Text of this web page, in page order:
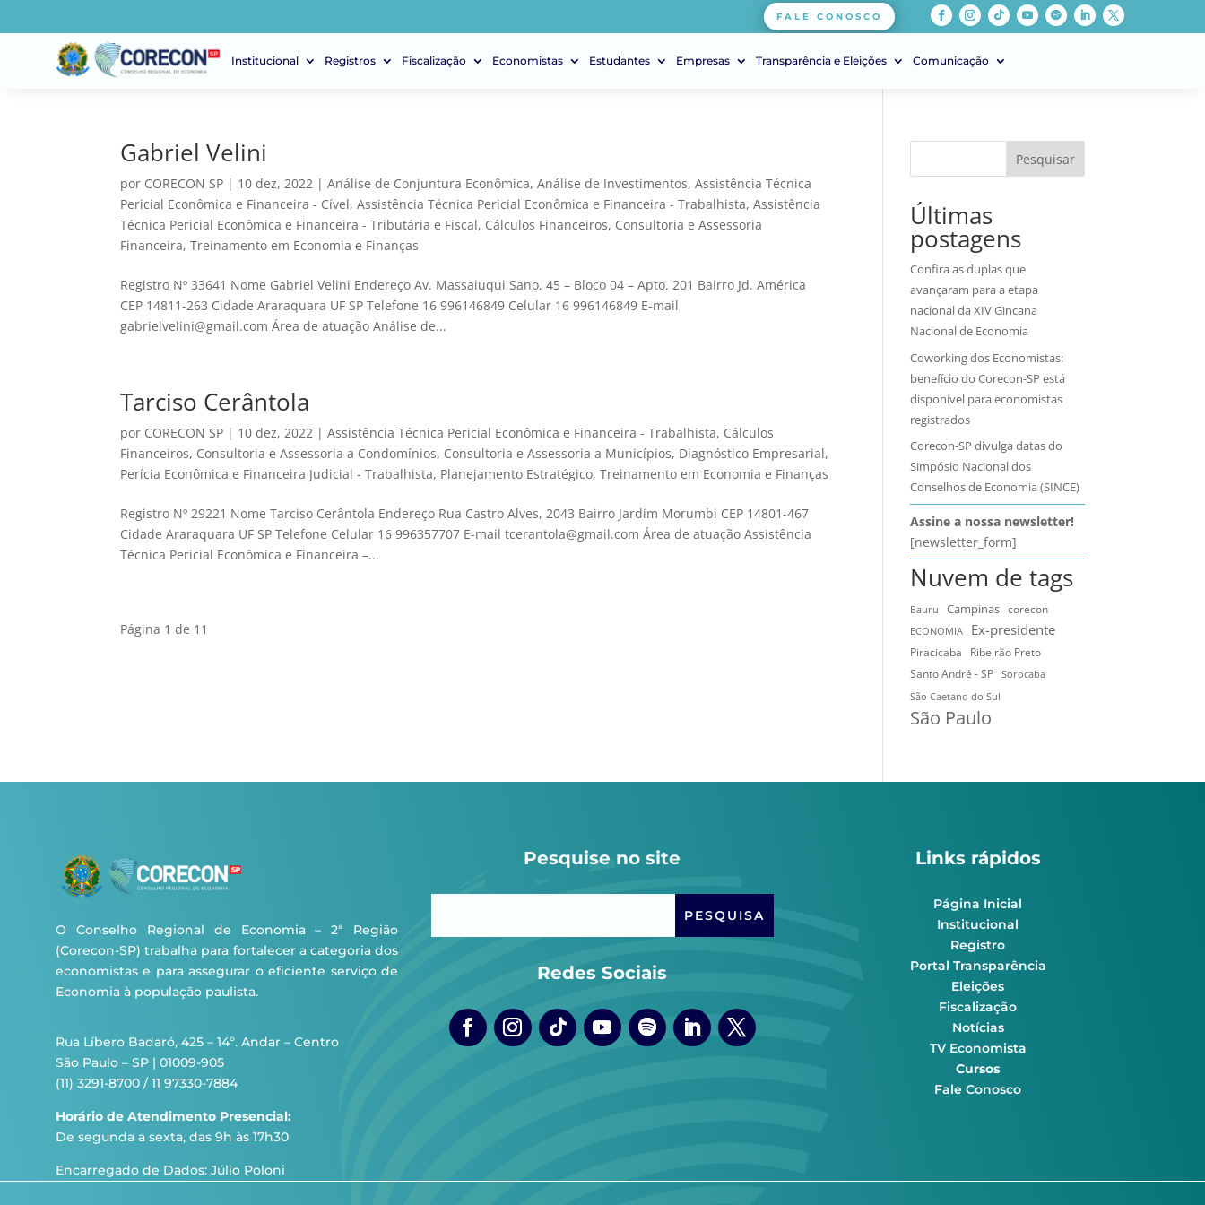
FALE CONOSCO
Institucional Registros Fiscalização Economistas Estudantes Empresas Transparência e Eleições Comunicação
Gabriel Velini
por CORECON SP | 10 dez, 2022 |Análise de Conjuntura Econômica,Análise de Investimentos,Assistência Técnica
Pericial Econômica e Financeira - Cível,Assistência Técnica Pericial Econômica e Financeira - Trabalhista,Assistência
Técnica Pericial Econômica e Financeira - Tributária e Fiscal, Cálculos Financeiros, Consultoria e Assessoria
Financeira,Treinamento em Economia e Finanças
Registro Nº 33641 Nome Gabriel Velini Endereço Av. Massaiuqui Sano, 45 – Bloco 04 – Apto. 201 Bairro Jd. América
CEP 14811-263 Cidade Araraquara UF SP Telefone 16 996146849 Celular 16 996146849 E-mail
gabrielvelini@gmail.com Área de atuação Análise de...
Tarciso Cerântola
por CORECON SP | 10 dez, 2022 |Assistência Técnica Pericial Econômica e Financeira - Trabalhista, Cálculos
Financeiros, Consultoria e Assessoria a Condomínios, Consultoria e Assessoria a Municípios, Diagnóstico Empresarial,
Perícia Econômica e Financeira Judicial - Trabalhista, Planejamento Estratégico,Treinamento em Economia e Finanças
Registro Nº 29221 Nome Tarciso Cerântola Endereço Rua Castro Alves, 2043 Bairro Jardim Morumbi CEP 14801-467
Cidade Araraquara UF SP Telefone Celular 16 996357707 E-mail tcerantola@gmail.com Área de atuação Assistência
Técnica Pericial Econômica e Financeira –...
Página 1 de 1 1
Pesquisar
Últimas
postagens
Confira as duplas que
avançaram para a etapa
nacional da XIV Gincana
Nacional de Economia
Coworking dos Economistas:
benefício do Corecon-SP está
disponível para economistas
registrados
Corecon-SP divulga datas do
Simpósio Nacional dos
Conselhos de Economia (SINCE)
Assine a nossa newsletter!
[newsletter_form]
Nuvem de tags
Bauru Campinas
corecon
ECONOMIA
Ex-presidente
Piracicaba
Ribeirão Preto
Santo André - SP
Sorocaba
São Caetano do Sul
São Paulo
O Conselho Regional de Economia – 2ª Região
(Corecon-SP) trabalha para fortalecer a categoria dos
economistas e para assegurar o eficiente serviço de
Economia à população paulista.
Rua Líbero Badaró, 425 – 14º. Andar – Centro
São Paulo – SP | 01009-905
(11) 3291-8700 / 11 97330-7884
Horário de Atendimento Presencial:
De segunda a sexta, das 9h às 17h30
Encarregado de Dados: Júlio Poloni
Pesquise no site
Redes Sociais
Links rápidos
Página Inicial
Institucional
Registro
Portal Transparência
Eleições
Fiscalização
Notícias
TV Economista
Cursos
Fale Conosco